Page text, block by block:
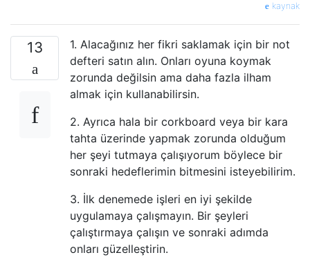
kaynak
13
1. Alacağınız her fikri saklamak için bir not
defteri satın alın. Onları oyuna koymak
zorunda değilsin ama daha fazla ilham
almak için kullanabilirsin.
2. Ayrıca hala bir corkboard veya bir kara
tahta üzerinde yapmak zorunda olduğum
her şeyi tutmaya çalışıyorum böylece bir
sonraki hedeflerimin bitmesini isteyebilirim.
3. İlk denemede işleri en iyi şekilde
uygulamaya çalışmayın. Bir şeyleri
çalıştırmaya çalışın ve sonraki adımda
onları güzelleştirin.